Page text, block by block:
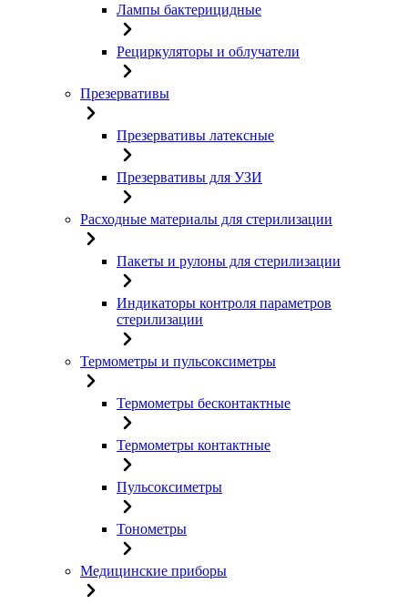
Лампы бактерицидные
Рециркуляторы и облучатели
Презервативы
Презервативы латексные
Презервативы для УЗИ
Расходные материалы для стерилизации
Пакеты и рулоны для стерилизации
Индикаторы контроля параметров
стерилизации
Термометры и пульсоксиметры
Термометры бесконтактные
Термометры контактные
Пульсоксиметры
Тонометры
Медицинские приборы